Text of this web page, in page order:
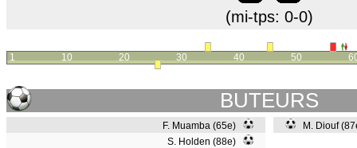
(mi-tps: 0-0)
1 10 20 30 40 50
BUTEURS
F. Muamba (65e)
S. Holden (88e)
M. Diouf